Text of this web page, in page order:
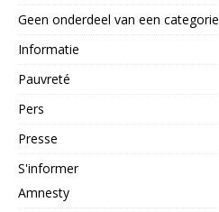
Geen onderdeel van een categorie
Informatie
Pauvreté
Pers
Presse
S'informer
Amnesty